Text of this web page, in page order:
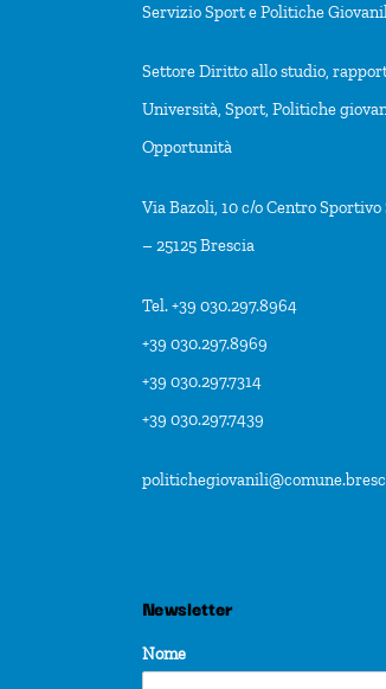
Servizio Sport e Politiche
Settore Diritto allo studio,
Università, Sport, Politiche
Opportunità
Via Bazoli, 10 c/o Centro Sportivo
– 25125 Brescia
Tel. +39 030.297.8964
+39 030.297.8969
+39 030.297.7314
+39 030.297.7439
Newsletter
Nome